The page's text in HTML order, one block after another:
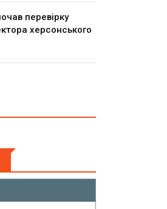
перевірку
херсонського